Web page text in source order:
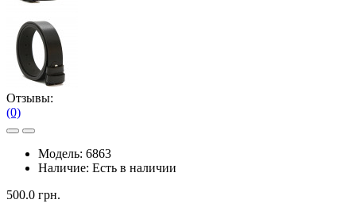
Отзывы:
(0)
Модель: 6863
Наличие: Есть в наличии
500.0 грн.